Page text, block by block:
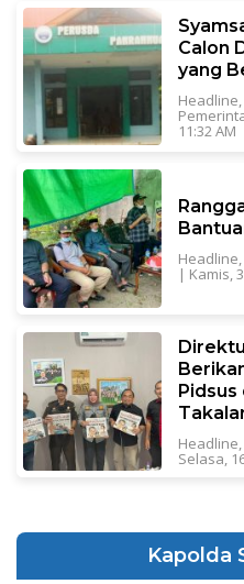
Calon
yang
Headline
11:32 AM
Headline,
| Kamis,
Pidsus
Headline,
Selasa,
Kapolda